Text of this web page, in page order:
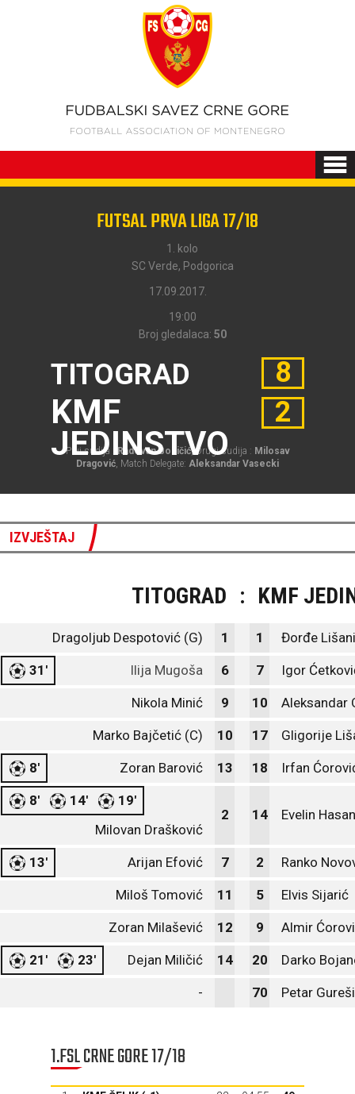
FUTSAL PRVA LIGA 17/18
1. kolo
SC Verde, Podgorica
17.09.2017.
19:00
Broj gledalaca: 50
TITOGRAD
KMF
JEDINSTVO
8
2
Prvi sudija : Radovan Bobičić, Drugi sudija : Milosav
Dragović, Match Delegate: Aleksandar Vasecki
IZVJEŠTAJ
TITOGRAD : KMF
Dragoljub Despotović (G) 1 1 Đorđe
31' Ilija Mugoša 6 7 Igor
Nikola Minić 9 10 Aleksandar
Marko Bajčetić (C) 10 17 Gligorije
8' Zoran Barović 13 18 Irfan
8' 14'
19'
Milovan Drašković
2 14 Evelin
13' Arijan Efović 7 2 Ranko
Miloš Tomović 11 5 Elvis Sijarić
Zoran Milašević 12 9 Almir
21' 23' Dejan Miličić 14 20 Darko
- 70 Petar
1.FSL CRNE GORE 17/18